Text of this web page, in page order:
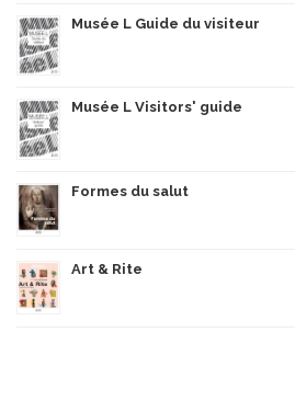
Musée L Guide du visiteur
Musée L Visitors' guide
Formes du salut
Art & Rite